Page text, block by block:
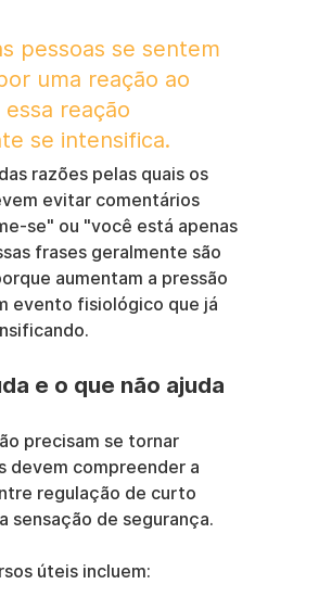
pessoas se sentem
uma reação ao
reação
se intensifica.
razões pelas quais os
evitar comentários
se" ou "você está apenas
frases geralmente são
aumentam a pressão
evento fisiológico que já
e o que não ajuda
precisam se tornar
devem compreender a
regulação de curto
sensação de segurança.
úteis incluem: